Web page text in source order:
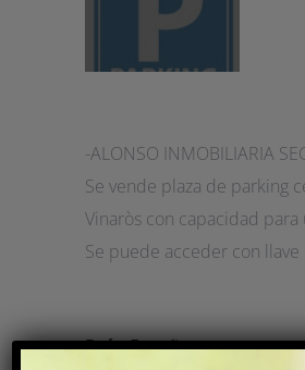
-ALONSO INMOBILIARIA
Se vende plaza de parking
Vinaròs con capacidad para
Se puede acceder con llave
País España